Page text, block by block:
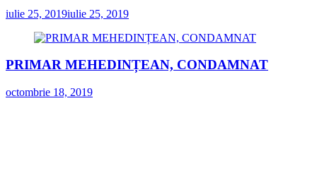
iulie 25, 2019iulie 25, 2019
PRIMAR MEHEDINȚEAN, CONDAMNAT
octombrie 18, 2019